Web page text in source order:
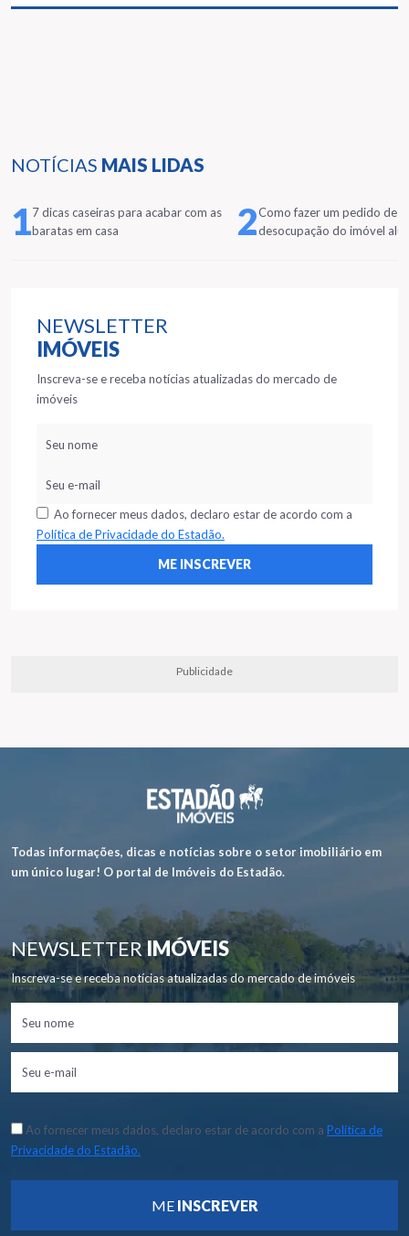
NOTÍCIAS MAIS LIDAS
17 dicas caseiras para acabar com as
baratas em casa
2Como fazer um pedido de
desocupação do imóvel
NEWSLETTER
IMÓVEIS
Inscreva-se e receba notícias atualizadas do mercado de
imóveis
Ao fornecer meus dados, declaro estar de acordo com a
Política de Privacidade do Estadão.
Publicidade
Todas informações, dicas e notícias sobre o setor imobiliário em
um único lugar! O portal de Imóveis do Estadão.
NEWSLETTERIMÓVEIS
Inscreva-se e receba notícias atualizadas do mercado de imóveis
Ao fornecer meus dados, declaro estar de acordo com a Política de
Privacidade do Estadão.
ME INSCREVER